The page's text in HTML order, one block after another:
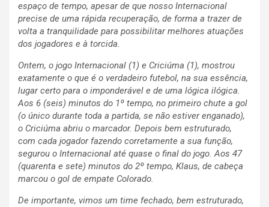
espaço de tempo, apesar de que nosso Internacional
precise de uma rápida recuperação, de forma a trazer de
volta a tranquilidade para possibilitar melhores atuações
dos jogadores e à torcida.
Ontem, o jogo Internacional (1) e Criciúma (1), mostrou
exatamente o que é o verdadeiro futebol, na sua essência,
lugar certo para o imponderável e de uma lógica ilógica.
Aos 6 (seis) minutos do 1º tempo, no primeiro chute a gol
(o único durante toda a partida, se não estiver enganado),
o Criciúma abriu o marcador. Depois bem estruturado,
com cada jogador fazendo corretamente a sua função,
segurou o Internacional até quase o final do jogo. Aos 47
(quarenta e sete) minutos do 2º tempo, Klaus, de cabeça
marcou o gol de empate Colorado.
De importante, vimos um time fechado, bem estruturado,